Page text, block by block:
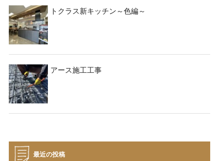
トクラス新キッチン～色編～
アース施工工事
最近の投稿